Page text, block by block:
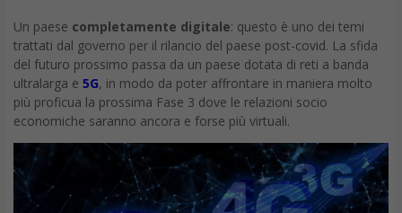
Un paese completamente digitale: questo è uno dei temi
trattati dal governo per il rilancio del paese post-covid. La sfida
del futuro prossimo passa da un paese dotata di reti a banda
ultralarga e 5G, in modo da poter affrontare in maniera molto
più proficua la prossima Fase 3 dove le relazioni socio
economiche saranno ancora e forse più virtuali.